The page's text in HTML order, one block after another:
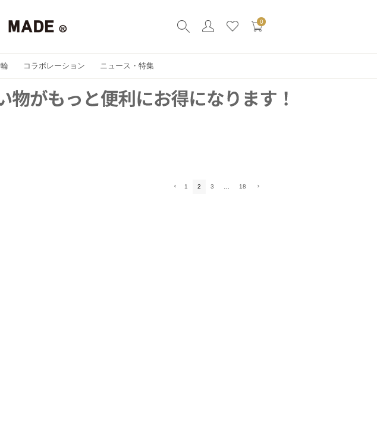
0
コラボレーション ニュース・特集
1 2 3 18